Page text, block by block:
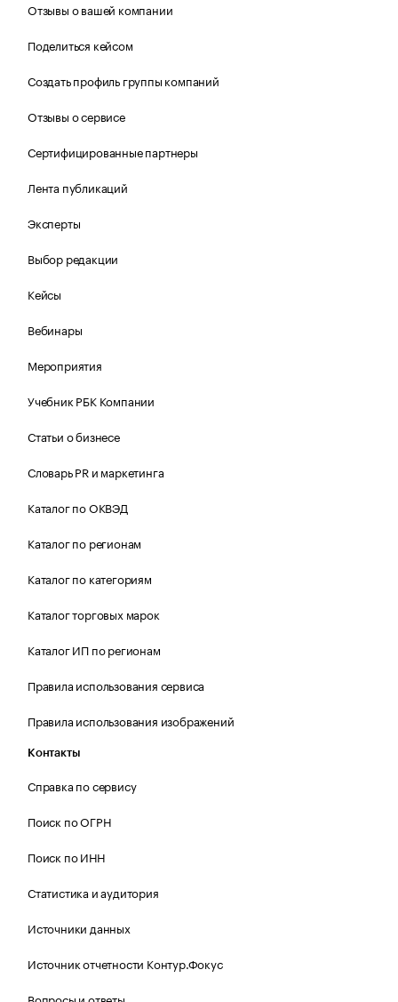
Отзывы о вашей компании
Поделиться кейсом
Создать профиль группы компаний
Отзывы о сервисе
Сертифицированные партнеры
Лента публикаций
Эксперты
Выбор редакции
Кейсы
Вебинары
Мероприятия
Учебник РБК Компании
Статьи о бизнесе
Словарь PR и маркетинга
Каталог по ОКВЭД
Каталог по регионам
Каталог по категориям
Каталог торговых марок
Каталог ИП по регионам
Правила использования сервиса
Правила использования изображений
Контакты
Справка по сервису
Поиск по ОГРН
Поиск по ИНН
Статистика и аудитория
Источники данных
Источник отчетности Контур.Фокус